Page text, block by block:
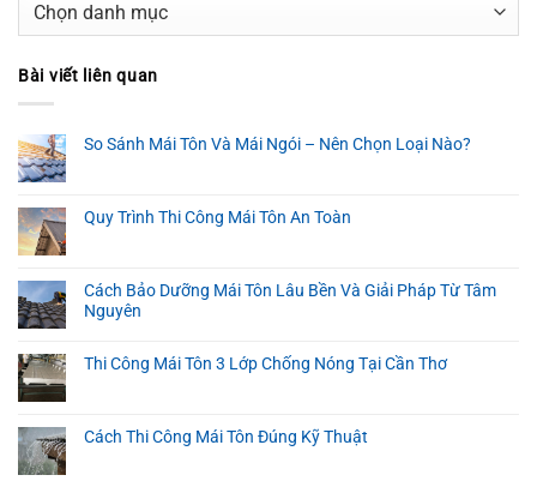
mục
Bài viết liên quan
So Sánh Mái Tôn Và Mái Ngói – Nên Chọn Loại Nào?
Quy Trình Thi Công Mái Tôn An Toàn
Cách Bảo Dưỡng Mái Tôn Lâu Bền Và Giải Pháp Từ Tâm
Nguyên
Thi Công Mái Tôn 3 Lớp Chống Nóng Tại Cần Thơ
Cách Thi Công Mái Tôn Đúng Kỹ Thuật